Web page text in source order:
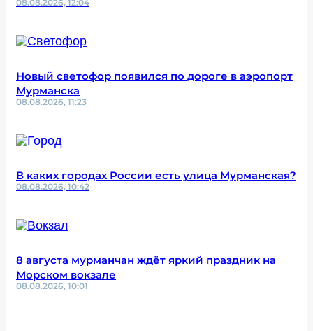
08.08.2026, 12:04
Новый светофор появился по дороге в аэропорт
Мурманска
08.08.2026, 11:23
В каких городах России есть улица Мурманская?
08.08.2026, 10:42
8 августа мурманчан ждёт яркий праздник на
Морском вокзале
08.08.2026, 10:01